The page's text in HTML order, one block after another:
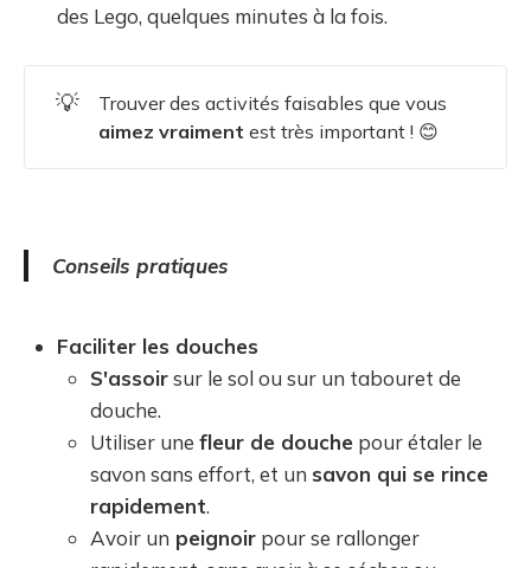
des Lego, quelques minutes à la fois.
💡
Trouver des activités faisables que vous
aimez vraiment est très important ! 😊
Conseils pratiques
Faciliter les douches
S'assoirsur le sol ou sur un tabouret de
douche.
Utiliser une fleur de douche pour étaler le
savon sans effort, et un savon qui se rince
rapidement.
Avoir un peignoir pour se rallonger